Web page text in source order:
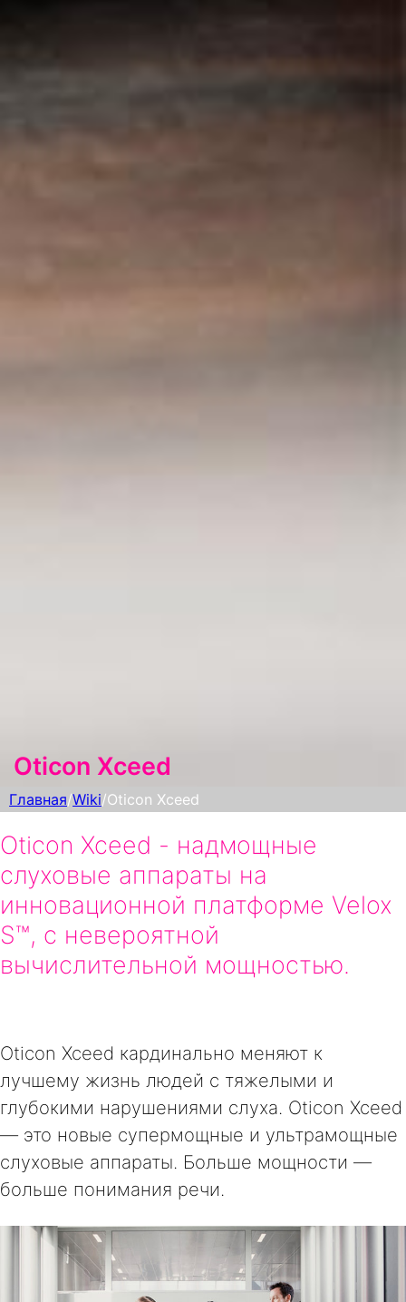
Oticon Xceed
Главная/Wiki/Oticon Xceed
Oticon Xceed - надмощные
слуховые аппараты на
инновационной платформе Velox
S™, с невероятной
вычислительной мощностью.
Oticon Xceed кардинально меняют к
лучшему жизнь людей с тяжелыми и
глубокими нарушениями слуха. Oticon Xceed
— это новые супермощные и ультрамощные
слуховые аппараты. Больше мощности —
больше понимания речи.